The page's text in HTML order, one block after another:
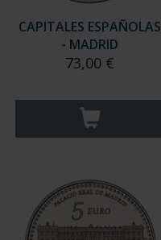
CAPITALES ESPAÑOLAS
- MADRID
73,00 €